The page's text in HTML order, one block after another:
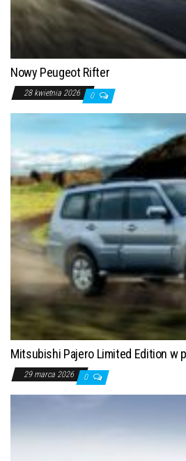
Nowy Peugeot Rifter
28 kwietnia 2026 0
Mitsubishi Pajero Limited Edition w
29 marca 2026 0